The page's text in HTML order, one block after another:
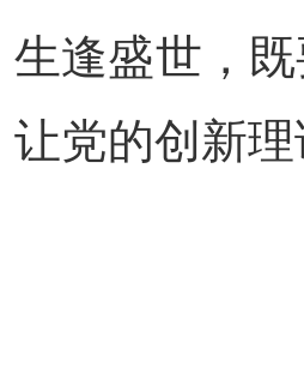
生逢盛世，
让党的创新